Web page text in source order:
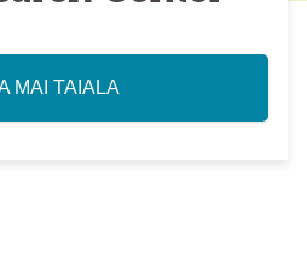
MAI TAIALA